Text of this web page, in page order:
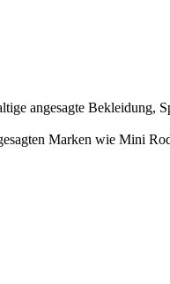
angesagte Bekleidung,
Marken wie Mini